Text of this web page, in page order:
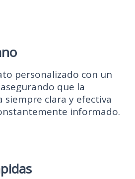
personalizado con un
que la
siempre clara y efectiva
informado.